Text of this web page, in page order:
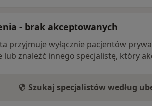
- brak akceptowanych
przyjmuje wyłącznie pacjentów
lub znaleźć innego specjalistę, który
Szukaj specjalistów według